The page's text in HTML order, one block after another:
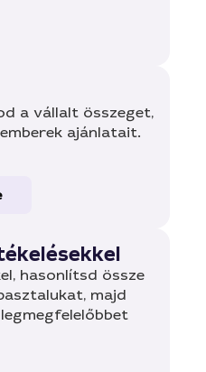
a vállalt összeget,
ajánlatait.
hasonlítsd össze
majd